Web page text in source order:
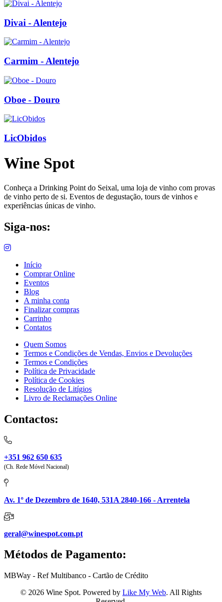
Divai - Alentejo
Carmim - Alentejo
Oboe - Douro
LicObidos
Wine Spot
Conheça a Drinking Point do Seixal, uma loja de vinho com provas
de vinho perto de si. Eventos de degustação, tours de vinhos e
experiências únicas de vinho.
Siga-nos:
Início
Comprar Online
Eventos
Blog
A minha conta
Finalizar compras
Carrinho
Contatos
Quem Somos
Termos e Condições de Vendas, Envios e Devoluções
Termos e Condições
Política de Privacidade
Política de Cookies
Resolução de Litígios
Livro de Reclamações Online
Contactos:
+351 962 650 635
(Ch. Rede Móvel Nacional)
Av. 1º de Dezembro de 1640, 531A 2840-166 - Arrentela
geral@winespot.com.pt
Métodos de Pagamento:
MBWay - Ref Multibanco - Cartão de Crédito
© 2026 Wine Spot. Powered by Like My Web. All Rights